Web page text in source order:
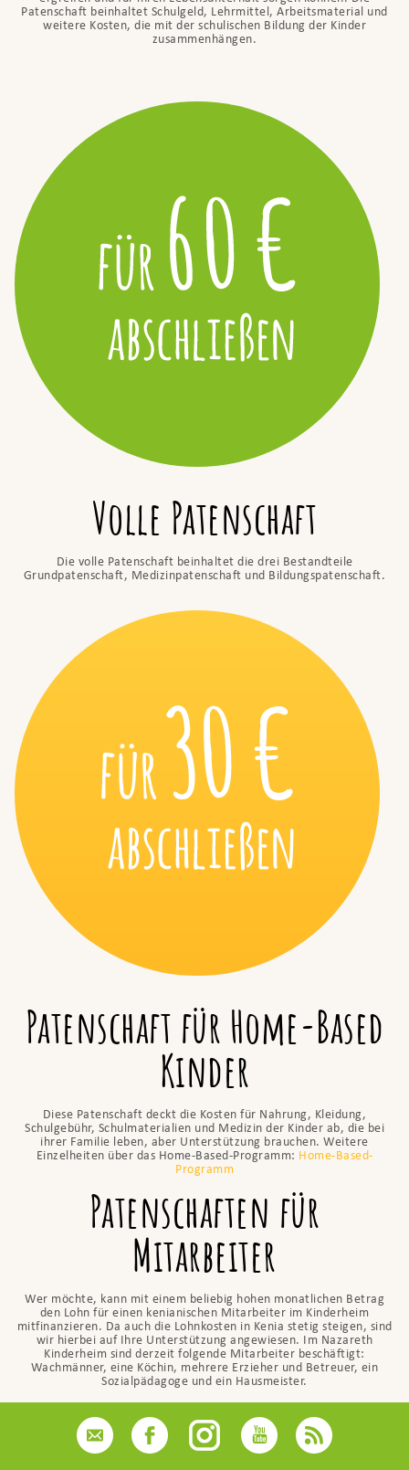
Patenschaft beinhaltet Schulgeld, Lehrmittel, Arbeitsmaterial und
weitere Kosten, die mit der schulischen Bildung der Kinder
zusammenhängen.
Volle Patenschaft
Die volle Patenschaft beinhaltet die drei Bestandteile
Grundpatenschaft, Medizinpatenschaft und Bildungspatenschaft.
Patenschaft für Home-Based
Kinder
Diese Patenschaft deckt die Kosten für Nahrung, Kleidung,
Schulgebühr, Schulmaterialien und Medizin der Kinder ab, die bei
ihrer Familie leben, aber Unterstützung brauchen. Weitere
Einzelheiten über das Home-Based-Programm: Home-Based-
Programm
Patenschaften für
Mitarbeiter
Wer möchte, kann mit einem beliebig hohen monatlichen Betrag
den Lohn für einen kenianischen Mitarbeiter im Kinderheim
mitfinanzieren. Da auch die Lohnkosten in Kenia stetig steigen, sind
wir hierbei auf Ihre Unterstützung angewiesen. Im Nazareth
Kinderheim sind derzeit folgende Mitarbeiter beschäftigt:
Wachmänner, eine Köchin, mehrere Erzieher und Betreuer, ein
Sozialpädagoge und ein Hausmeister.